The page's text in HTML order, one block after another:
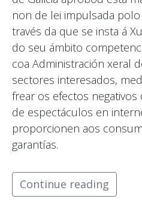
non de lei impulsada
través da que se insta á
do seu ámbito
coa Administración xeral
sectores interesados,
frear os efectos
de espectáculos en
proporcionen aos
garantías.
Continue reading